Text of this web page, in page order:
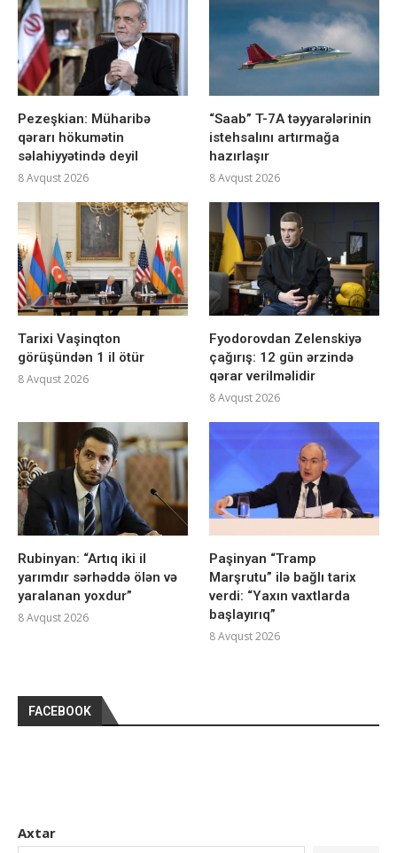
Pezeşkian: Müharibə
qərarı hökumətin
səlahiyyətində deyil
8 Avqust 2026
“Saab” T-7A təyyarələrinin
istehsalını artırmağa
hazırlaşır
8 Avqust 2026
Tarixi Vaşinqton
görüşündən 1 il ötür
8 Avqust 2026
Fyodorovdan Zelenskiyə
çağırış: 12 gün ərzində
qərar verilməlidir
8 Avqust 2026
Rubinyan: “Artıq iki il
yarımdır sərhəddə ölən və
yaralanan yoxdur”
8 Avqust 2026
Paşinyan “Tramp
Marşrutu” ilə bağlı tarix
verdi: “Yaxın vaxtlarda
başlayırıq”
8 Avqust 2026
FACEBOOK
Axtar